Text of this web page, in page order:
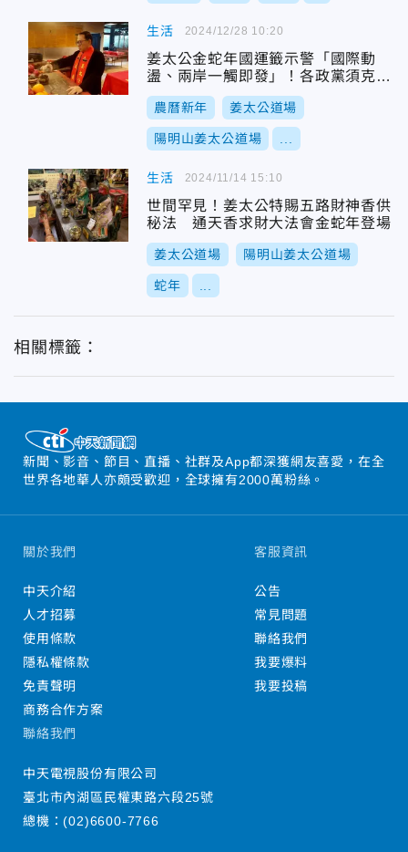
生活
姜太公金蛇年國運籤示警「國際動
盪、兩岸一觸即發」！各政黨須克制
反省
農曆新年 姜太公道場
陽明山姜太公道場
2024/12/28 10:20
生活
世間罕見！姜太公特賜五路財神香供
秘法 通天香求財大法會金蛇年登場
姜太公道場 陽明山姜太公道場
蛇年
2024/11/14 15:10
相關標籤：
新聞、影音、節目、直播、社群及App都深獲網友喜愛，在全
世界各地華人亦頗受歡迎，全球擁有2000萬粉絲。
關於我們
中天介紹
人才招募
使用條款
隱私權條款
免責聲明
商務合作方案
客服資訊
公告
常見問題
聯絡我們
我要爆料
我要投稿
聯絡我們
中天電視股份有限公司
臺北市內湖區民權東路六段25號
總機：(02)6600-7766